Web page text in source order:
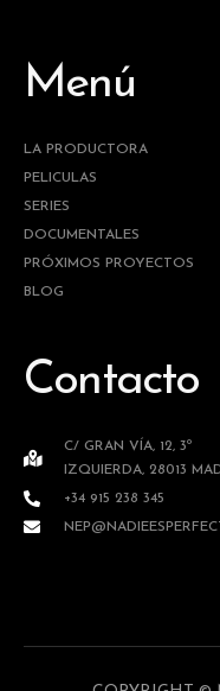
Menú
LA PRODUCTORA
PELICULAS
SERIES
DOCUMENTALES
PRÓXIMOS PROYECTOS
BLOG
Contacto
C/ GRAN VÍA, 12, 3º
IZQUIERDA, 28013
+34 915 238 345